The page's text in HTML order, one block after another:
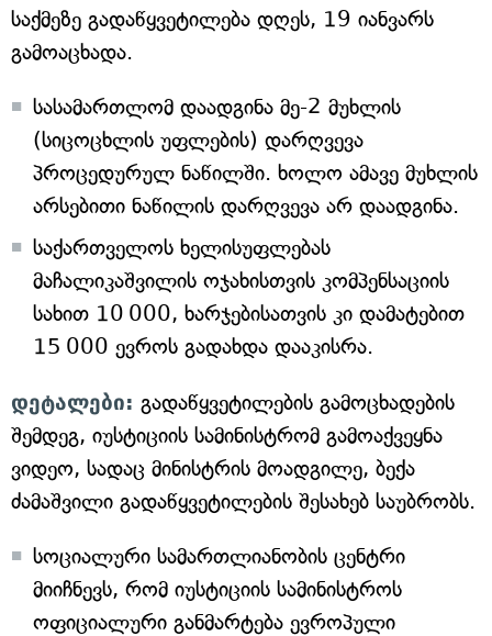
საქმეზე გადაწყვეტილება დღეს, 19 იანვარს
გამოაცხადა.
სასამართლომ დაადგინა მე-2 მუხლის
(სიცოცხლის უფლების) დარღვევა
პროცედურულ ნაწილში. ხოლო ამავე მუხლის
არსებითი ნაწილის დარღვევა არ დაადგინა.
საქართველოს ხელისუფლებას
მაჩალიკაშვილის ოჯახისთვის კომპენსაციის
სახით 10 000, ხარჯებისათვის კი დამატებით
15 000 ევროს გადახდა დააკისრა.
დეტალები: გადაწყვეტილების გამოცხადების
შემდეგ, იუსტიციის სამინისტრომ გამოაქვეყნა
ვიდეო, სადაც მინისტრის მოადგილე, ბექა
ძამაშვილი გადაწყვეტილების შესახებ საუბრობს.
სოციალური სამართლიანობის ცენტრი
მიიჩნევს, რომ იუსტიციის სამინისტროს
ოფიციალური განმარტება ევროპული